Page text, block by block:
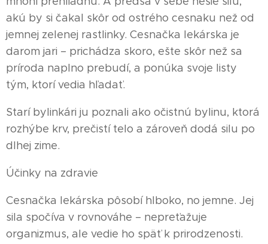
akú by si čakal skôr od ostrého cesnaku než od
jemnej zelenej rastlinky. Cesnačka lekárska je
darom jari – prichádza skoro, ešte skôr než sa
príroda naplno prebudí, a ponúka svoje listy
tým, ktorí vedia hľadať.
Starí bylinkári ju poznali ako očistnú bylinu, ktorá
rozhýbe krv, prečistí telo a zároveň dodá silu po
dlhej zime.
Účinky na zdravie
Cesnačka lekárska pôsobí hlboko, no jemne. Jej
sila spočíva v rovnováhe – nepreťažuje
organizmus, ale vedie ho späť k prirodzenosti.